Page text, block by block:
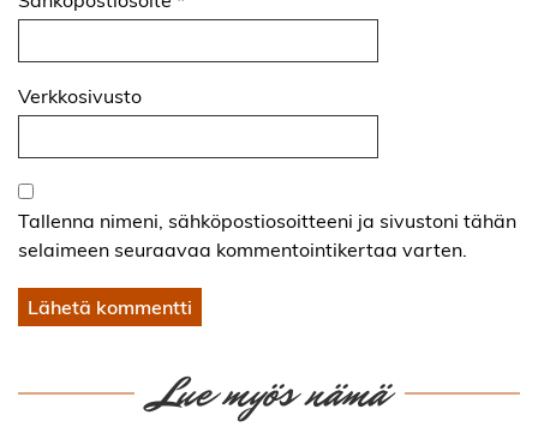
Verkkosivusto
Tallenna nimeni, sähköpostiosoitteeni ja sivustoni tähän
selaimeen seuraavaa kommentointikertaa varten.
Lue myös nämä